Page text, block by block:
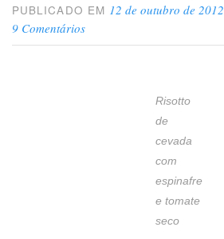
PUBLICADO EM 12 de outubro de 2012
9 Comentários
Risotto
de
cevada
com
espinafre
e tomate
seco